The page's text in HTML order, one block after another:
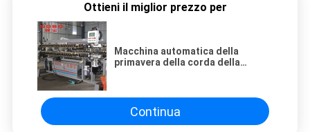
Ottieni il miglior prezzo per
Macchina automatica della
primavera della corda della
Continua